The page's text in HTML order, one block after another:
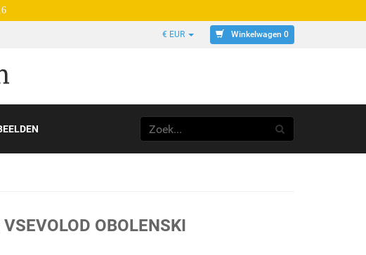
€ EUR Winkelwagen 0
OBOLENSKI